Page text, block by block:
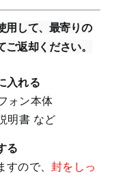
用して、 最寄りの
ご返却ください。
入れる
ォン本体
明書 など
る
すので、封をしっ